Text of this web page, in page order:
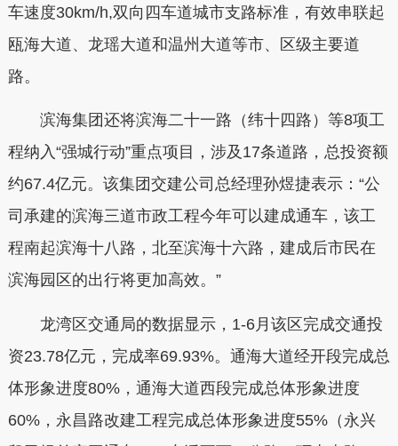
车速度30km/h,双向四车道城市支路标准，有效串联起
瓯海大道、龙瑶大道和温州大道等市、区级主要道
路。
滨海集团还将滨海二十一路（纬十四路）等8项工
程纳入“强城行动”重点项目，涉及17条道路，总投资额
约67.4亿元。该集团交建公司总经理孙煜捷表示：“公
司承建的滨海三道市政工程今年可以建成通车，该工
程南起滨海十八路，北至滨海十六路，建成后市民在
滨海园区的出行将更加高效。”
龙湾区交通局的数据显示，1-6月该区完成交通投
资23.78亿元，完成率69.93%。通海大道经开段完成总
体形象进度80%，通海大道西段完成总体形象进度
60%，永昌路改建工程完成总体形象进度55%（永兴